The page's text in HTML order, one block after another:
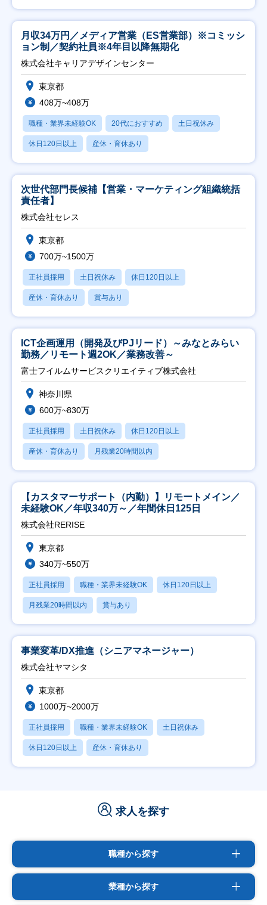
月収34万円／メディア営業（ES営業部）※コミッシ
ョン制／契約社員※4年目以降無期化
株式会社キャリアデザインセンター
東京都
408万~408万
職種・業界未経験OK 20代におすすめ 土日祝休み
休日120日以上 産休・育休あり
次世代部門長候補【営業・マーケティング組織統括
責任者】
株式会社セレス
東京都
700万~1500万
正社員採用 土日祝休み 休日120日以上
産休・育休あり 賞与あり
ICT企画運用（開発及びPJリード）～みなとみらい
勤務／リモート週2OK／業務改善～
富士フイルムサービスクリエイティブ株式会社
神奈川県
600万~830万
正社員採用 土日祝休み 休日120日以上
産休・育休あり 月残業20時間以内
【カスタマーサポート（内勤）】リモートメイン／
未経験OK／年収340万～／年間休日125日
株式会社RERISE
東京都
340万~550万
正社員採用 職種・業界未経験OK 休日120日以上
月残業20時間以内 賞与あり
事業変革/DX推進（シニアマネージャー）
株式会社ヤマシタ
東京都
1000万~2000万
正社員採用 職種・業界未経験OK 土日祝休み
休日120日以上 産休・育休あり
求人を探す
職種から探す
業種から探す